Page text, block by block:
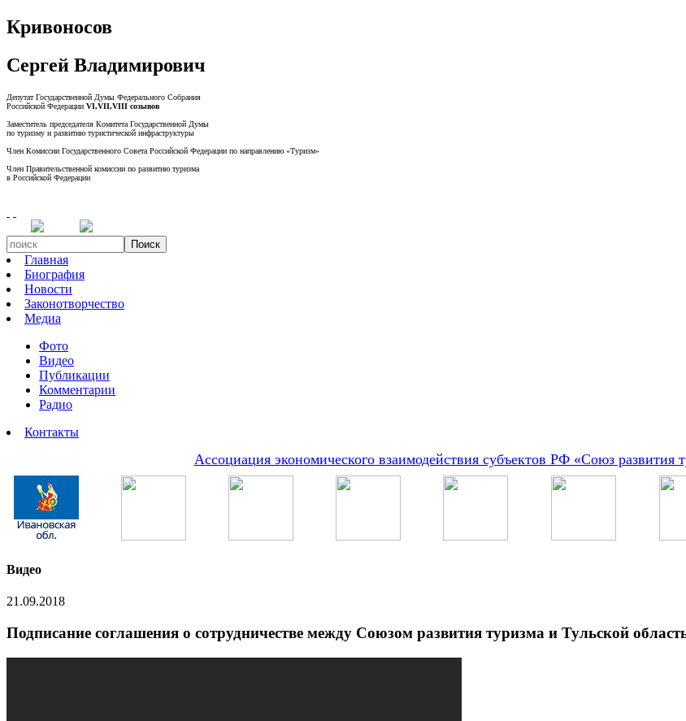
Кривоносов
Сергей Владимирович
Депутат Государственной Думы Федерального Собрания
Российской Федерации VI,VII,VIII созывов
Заместитель председателя Комитета Государственной Думы
по туризму и развитию туристической инфраструктуры
Член Комиссии Государственного Совета Российской Федерации по направлению «Туризм»
Член Правительственной комиссии по развитию туризма
в Российской Федерации
Поиск
Главная
Биография
Новости
Законотворчество
Медиа
Фото
Видео
Публикации
Комментарии
Радио
Контакты
Ассоциация экономического взаимодействия субъектов РФ «Союз развития
Видео
21.09.2018
Подписание соглашения о сотрудничестве между Союзом развития туризма и Тульской